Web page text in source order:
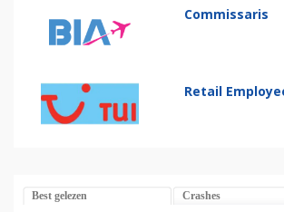
Commissaris
Retail
Best gelezen Crashes